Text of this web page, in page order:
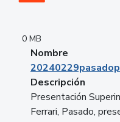
0 MB
Nombre
Descripción
Presentación
Ferrari, Pasado,